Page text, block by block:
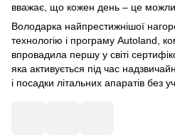
вважає, що кожен день – це
Володарка найпрестижнішої
технологію і програму Autoland,
впровадила першу у світі
яка активується під час
і посадки літальних апаратів без